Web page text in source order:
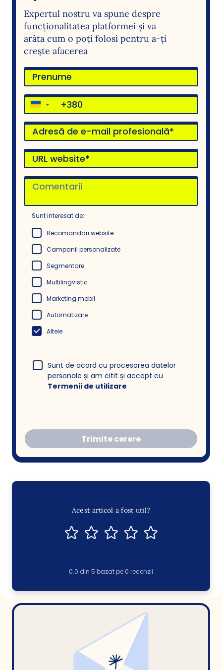
Expertul nostru va spune despre
funcționalitatea platformei și va
arăta cum o poți folosi pentru a-ți
crește afacerea
▼
Sunt interesat de:
Recomandări website
Campanii personalizate
Segmentare
Multilingvistic
Marketing mobil
Automatizare
Altele
Sunt de acord cu procesarea datelor
personale și am citit și accept cu
Termenii de utilizare
Trimite cerere
Acest articol a fost util?
0.0 din 5 bazat pe 0 recenzii